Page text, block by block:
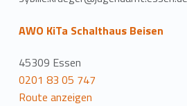
AWO KiTa Schalthaus Beisen
45309 Essen
0201 83 05 747
Route anzeigen